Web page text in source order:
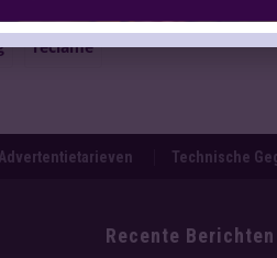
reclame
Advertentietarieven Technische
Recente Berichten